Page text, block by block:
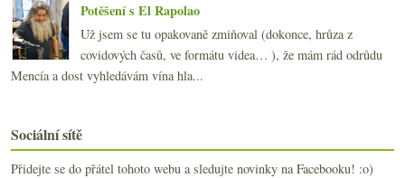
Potěšení s El Rapolao
Už jsem se tu opakovaně zmiňoval (dokonce, hrůza z
covidových časů, ve formátu videa… ), že mám rád odrůdu
Mencía a dost vyhledávám vína hla...
Sociální sítě
Přidejte se do přátel tohoto webu a sledujte novinky na Facebooku! :o)